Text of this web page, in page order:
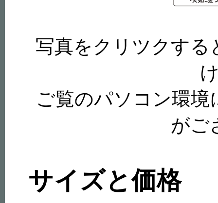
写真をクリツクする
ご覧のパソコン環
がご
サイズと価格